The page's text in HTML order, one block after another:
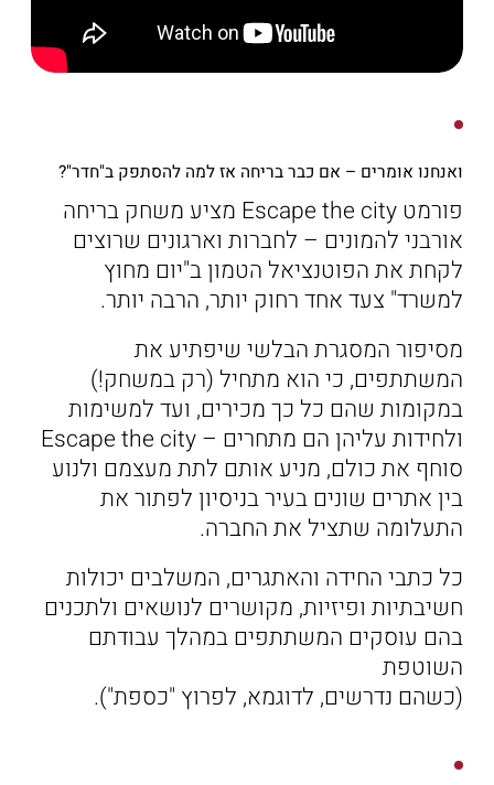
ואנחנו אומרים – אם כבר בריחה אז למה להסתפק ב"חדר"?
פורמט Escape the city מציע משחק בריחה
אורבני להמונים – לחברות וארגונים שרוצים
לקחת את הפוטנציאל הטמון ב"יום מחוץ
למשרד" צעד אחד רחוק יותר, הרבה יותר.
מסיפור המסגרת הבלשי שיפתיע את
המשתתפים, כי הוא מתחיל (רק במשחק!)
במקומות שהם כל כך מכירים, ועד למשימות
ולחידות עליהן הם מתחרים – Escape the city
סוחף את כולם, מניע אותם לתת מעצמם ולנוע
בין אתרים שונים בעיר בניסיון לפתור את
התעלומה שתציל את החברה.
כל כתבי החידה והאתגרים, המשלבים יכולות
חשיבתיות ופיזיות, מקושרים לנושאים ולתכנים
בהם עוסקים המשתתפים במהלך עבודתם
השוטפת
(כשהם נדרשים, לדוגמא, לפרוץ "כספת").